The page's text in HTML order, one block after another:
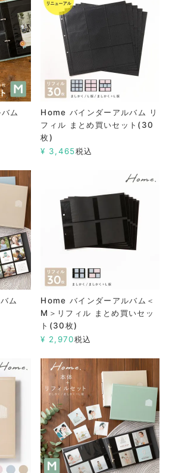
ム
Home バインダーアルバム リ
フィル まとめ買いセット(30
枚)
¥ 3,465税込
ム
Home バインダーアルバム＜
M＞リフィル まとめ買いセッ
ト(30枚)
¥ 2,970税込